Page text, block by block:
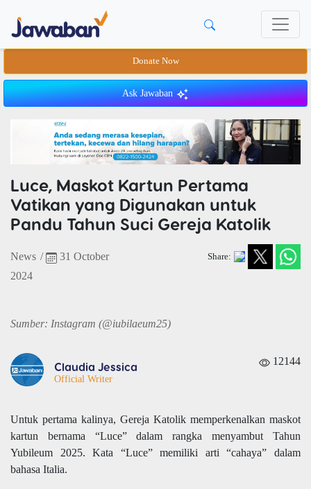
Donate Now
Ask Jawaban
Luce, Maskot Kartun Pertama
Vatikan yang Digunakan untuk
Pandu Tahun Suci Gereja Katolik
News /
31 October
2024
Share:
Sumber: Instagram (@iubilaeum25)
Claudia Jessica
Official Writer
12144
Untuk pertama kalinya, Gereja Katolik memperkenalkan maskot
kartun bernama “Luce” dalam rangka menyambut Tahun
Yubileum 2025. Kata “Luce” memiliki arti “cahaya” dalam
bahasa Italia.